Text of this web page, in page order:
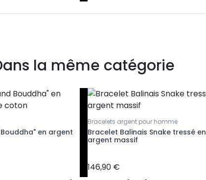
la même catégorie
en argent
Bracelets argent pour homme
Bracelet Balinais Snake tressé en
argent massif
146,90 €